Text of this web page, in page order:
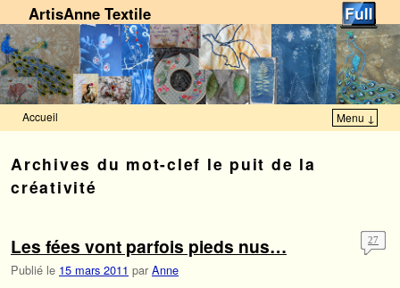
ArtisAnne Textile
Accueil Menu ↓
Archives du mot-clef le puit de la
créativité
Les fées vont parfois pieds nus…
Publié le 15 mars 2011 par Anne
27